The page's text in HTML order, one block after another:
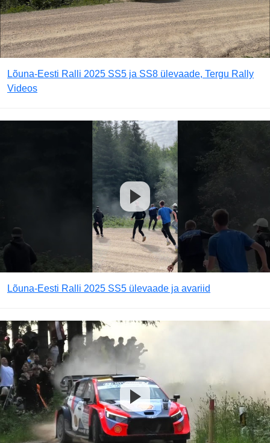
Lõuna-Eesti Ralli 2025 SS5 ja SS8 ülevaade, Tergu Rally
Videos
Lõuna-Eesti Ralli 2025 SS5 ülevaade ja avariid